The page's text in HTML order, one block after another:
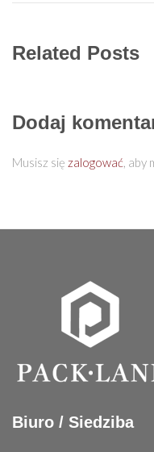
Related Posts
Dodaj
Musisz się zalogować, aby
Biuro / Siedziba